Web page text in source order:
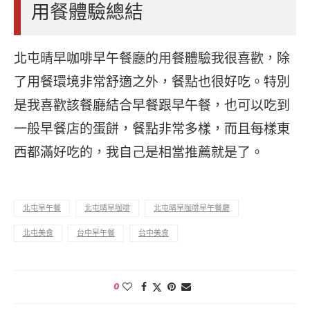
用餐體驗總結
北屯晴早咖啡早午餐廳的用餐體驗我很喜歡，除
了用餐環境非常舒適之外，餐點也很好吃。特別
是我喜歡該餐廳結合早餐跟早午餐，也可以吃到
一般早餐店的蛋餅，餐點非常多樣，而且每樣東
西都滿好吃的，我自己是相當推薦就是了。
北屯早午餐 北屯晴早咖啡 北屯晴早咖啡早午餐廳
北屯美食 台中早午餐 台中美食
0